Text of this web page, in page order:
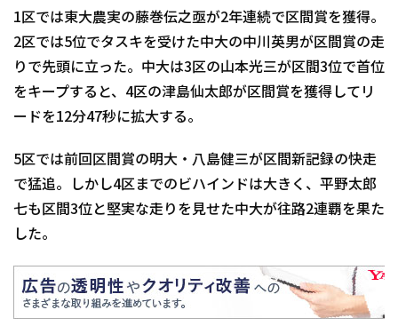
1区では東大農実の藤巻伝之亟が2年連続で区間賞を獲得。
2区では5位でタスキを受けた中大の中川英男が区間賞の走
りで先頭に立った。中大は3区の山本光三が区間3位で首位
をキープすると、4区の津島仙太郎が区間賞を獲得してリ
ードを12分47秒に拡大する。
5区では前回区間賞の明大・八島健三が区間新記録の快走
で猛追。しかし4区までのビハインドは大きく、平野太郎
七も区間3位と堅実な走りを見せた中大が往路2連覇を果た
した。